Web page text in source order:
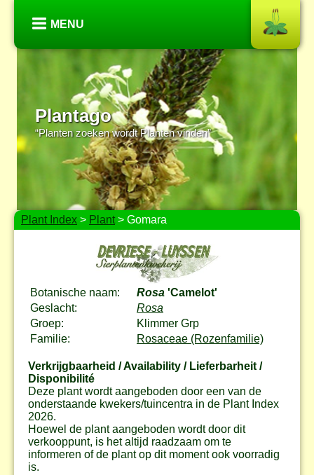
MENU
Plantago
“Planten zoeken wordt Planten vinden”
Plant Index > Plant> Gomara
Botanische naam: Rosa 'Camelot'
Geslacht:
Rosa
Groep:
Klimmer Grp
Familie:
Rosaceae (Rozenfamilie)
Verkrijgbaarheid / Availability / Lieferbarheit /
Disponibilité
Deze plant wordt aangeboden door een van de
onderstaande kwekers/tuincentra in de Plant Index
2026.
Hoewel de plant aangeboden wordt door dit
verkooppunt, is het altijd raadzaam om te
informeren of de plant op dit moment ook voorradig
is.